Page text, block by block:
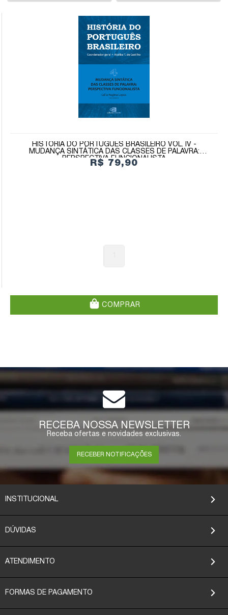
HISTÓRIA DO PORTUGUÊS BRASILEIRO VOL. IV -
MUDANÇA SINTÁTICA DAS CLASSES DE PALAVRA:
PERSPECTIVA FUNCIONALISTA
R$ 79,90
COMPRAR
RECEBA NOSSA NEWSLETTER
Receba ofertas e novidades exclusivas.
RECEBER NOTIFICAÇÕES
INSTITUCIONAL
DÚVIDAS
ATENDIMENTO
FORMAS DE PAGAMENTO